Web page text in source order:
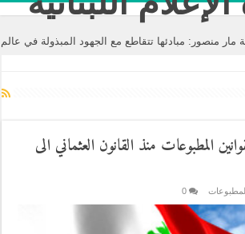
مبادئها تتقاطع مع الجهود المبذولة في عالم
المطبوعات منذ القانون العثماني الى
0